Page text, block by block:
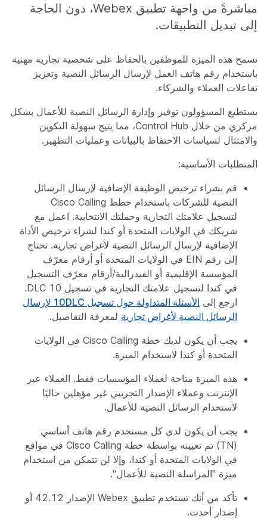
مباشرةً من واجهة تطبيق Webex، دون الحاجة
إلى تبديل التطبيقات.
تسمح هذه الميزة للموظفين بالحفاظ على شخصية تجارية مهنية
باستخدام رقم هاتف العمل لإرسال الرسائل النصية وتعزيز
تفاعلات العملاء والشركاء.
يستطيع المسؤولون توفير وإدارة الرسائل النصية للأعمال بشكل
مركزي من خلال Control Hub، مما يتيح سهولة التكوين
والامتثال لسياسات الاحتفاظ بالبيانات وعمليات التطهير.
المتطلبات الأساسية:
قم بشراء ترخيص الوظيفة الإضافية لإرسال الرسائل
النصية للشركات باستخدام خطط Cisco Calling
لتسجيل علامتك التجارية وحملتك الانتخابية. اعمل مع
شريكك في الولايات المتحدة أو كندا لشراء ترخيص الأداة
الإضافية لإرسال الرسائل النصية لأغراض تجارية. تحتاج
إلى رقم EIN في الولايات المتحدة أو أرقام معرّف
المؤسسة الإقليمية أو الفيدرالية/أرقام معرّف التسجيل
في كندا لتسجيل علامتك التجارية في تسجيل 10 DLC.
ارجع إلى
الأسئلة المتداولة حول تسجيل 10DLC لإرسال
الرسائل النصية لأغراض تجارية لمعرفة التفاصيل.
يجب أن يكون لديك خطة Cisco Calling في الولايات
المتحدة أو كندا لاستخدام الميزة.
هذه الميزة متاحة لعملاء المؤسسات فقط. العملاء عبر
الإنترنت وعملاء الإصدار التجريبي غير مؤهلين حاليًا
لاستخدام الرسائل النصية للأعمال.
يجب أن يكون لدى كل مستخدم رقم هاتف أساسي
(TN) تم تعيينه بواسطة خطة Cisco Calling في مواقع
في الولايات المتحدة أو كندا، وإلا لن تتمكن من استخدام
ميزة "المراسلة النصية للأعمال".
تأكد من أنك تستخدم تطبيق Webex الإصدار 42.12 أو
إصدار أحدث.